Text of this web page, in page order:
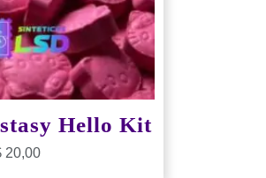
Hello Kit
20,00